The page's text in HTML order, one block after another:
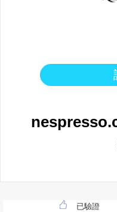
已驗證